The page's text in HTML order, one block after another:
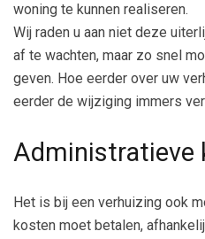
woning te kunnen realiseren.
Wij raden u aan niet deze
af te wachten, maar zo snel
geven. Hoe eerder over uw
eerder de wijziging immers
Administratieve
Het is bij een verhuizing ook
kosten moet betalen,